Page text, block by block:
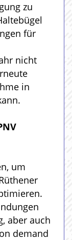
zu
für
nicht
in
um
aber auch
demand